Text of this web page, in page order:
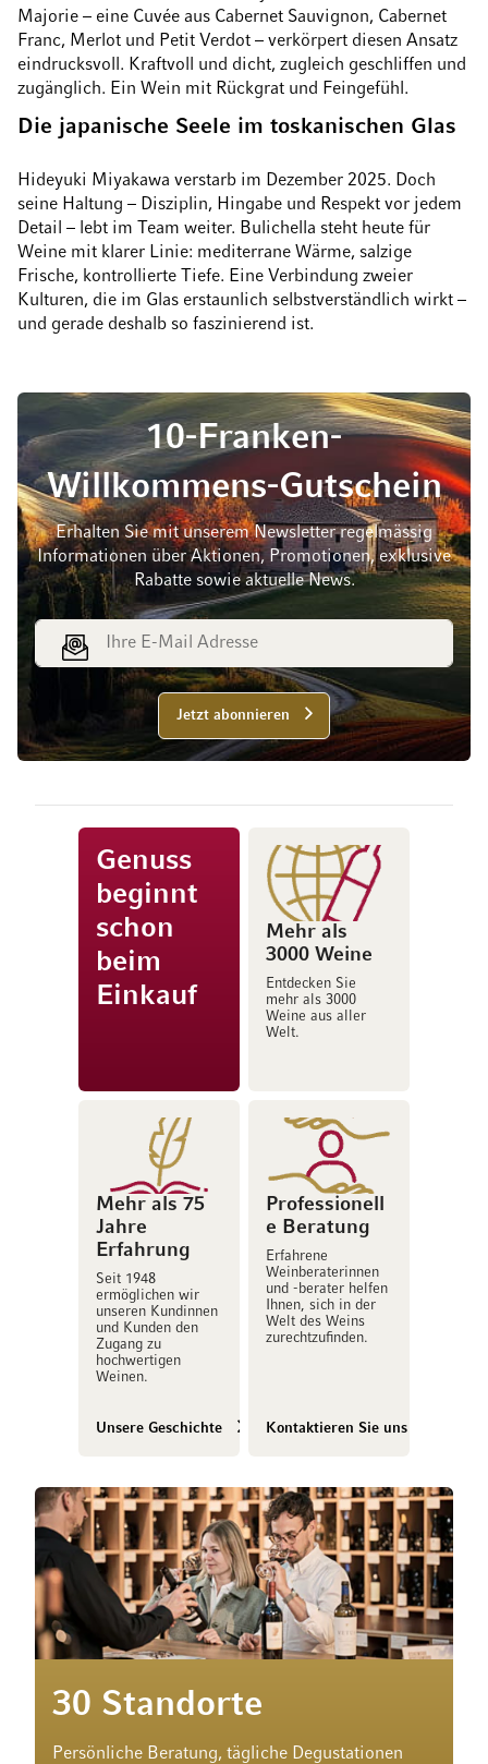
Majorie – eine Cuvée aus Cabernet Sauvignon, Cabernet
Franc, Merlot und Petit Verdot – verkörpert diesen Ansatz
eindrucksvoll. Kraftvoll und dicht, zugleich geschliffen und
zugänglich. Ein Wein mit Rückgrat und Feingefühl.
Die japanische Seele im toskanischen Glas
Hideyuki Miyakawa verstarb im Dezember 2025. Doch
seine Haltung – Disziplin, Hingabe und Respekt vor jedem
Detail – lebt im Team weiter. Bulichella steht heute für
Weine mit klarer Linie: mediterrane Wärme, salzige
Frische, kontrollierte Tiefe. Eine Verbindung zweier
Kulturen, die im Glas erstaunlich selbstverständlich wirkt –
und gerade deshalb so faszinierend ist.
10-Franken-
Willkommens-Gutschein
Erhalten Sie mit unserem Newsletter regelmässig
Informationen über Aktionen, Promotionen, exklusive
Rabatte sowie aktuelle News.
E-Mail Adresse
Jetzt abonnieren
Genuss
beginnt
schon
beim
Einkauf
Mehr als
3000 Weine
Entdecken Sie
mehr als 3000
Weine aus aller
Welt.
Mehr als 75
Jahre
Erfahrung
Seit 1948
ermöglichen wir
unseren Kundinnen
und Kunden den
Zugang zu
hochwertigen
Weinen.
Unsere Geschichte
Professionell
e Beratung
Erfahrene
Weinberaterinnen
und -berater helfen
Ihnen, sich in der
Welt des Weins
zurechtzufinden.
Kontaktieren Sie uns
30 Standorte
Persönliche Beratung, tägliche Degustationen